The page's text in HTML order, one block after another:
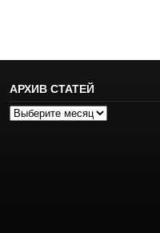
АРХИВ СТАТЕЙ
Архив